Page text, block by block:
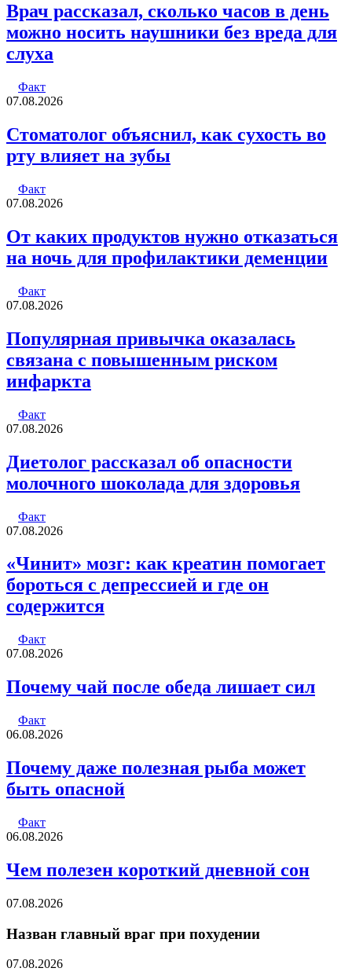
Врач рассказал, сколько часов в день
можно носить наушники без вреда для
слуха
Факт
07.08.2026
Стоматолог объяснил, как сухость во
рту влияет на зубы
Факт
07.08.2026
От каких продуктов нужно отказаться
на ночь для профилактики деменции
Факт
07.08.2026
Популярная привычка оказалась
связана с повышенным риском
инфаркта
Факт
07.08.2026
Диетолог рассказал об опасности
молочного шоколада для здоровья
Факт
07.08.2026
«Чинит» мозг: как креатин помогает
бороться с депрессией и где он
содержится
Факт
07.08.2026
Почему чай после обеда лишает сил
Факт
06.08.2026
Почему даже полезная рыба может
быть опасной
Факт
06.08.2026
Чем полезен короткий дневной сон
07.08.2026
Назван главный враг при похудении
07.08.2026